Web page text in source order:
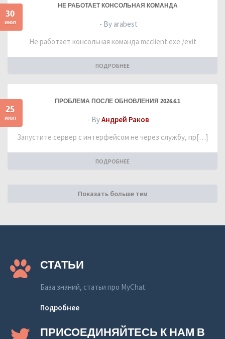
30
июл
НЕ РАБОТАЕТ КОНСОЛЬНАЯ КОМАНДА
- By arabest
Не работает консольная команда mcclient.exe /exit
ПОДРОБНЕЕ
25
июл
ПРОБЛЕМА ПОСЛЕ ОБНОВЛЕНИЯ 2026.6.1
- ByАндрей Раков
Запустите сервер с интерфейсом не через службу, пр[…]
ПОДРОБНЕЕ
Показать больше тем
СТАТЬИ
База знаний, статьи про MyChat.
Подробнее
ПРИСОЕДИНЯЙТЕСЬ К НАМ В